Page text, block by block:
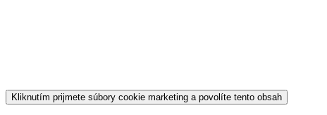
Kliknutím prijmete súbory cookie marketing a povolíte tento obsah